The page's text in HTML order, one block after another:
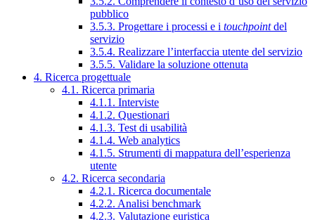
pubblico
3.5.3. Progettare i processi e i touchpointdel
servizio
3.5.4. Realizzare l’interfaccia utente del servizio
3.5.5. Validare la soluzione ottenuta
4. Ricerca progettuale
4.1. Ricerca primaria
4.1.1. Interviste
4.1.2. Questionari
4.1.3. Test di usabilità
4.1.4. Web analytics
4.1.5. Strumenti di mappatura dell’esperienza
utente
4.2. Ricerca secondaria
4.2.1. Ricerca documentale
4.2.2. Analisi benchmark
4.2.3. Valutazione euristica